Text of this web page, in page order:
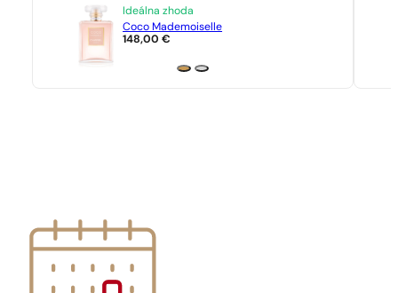
Ideálna zhoda
Coco Mademoiselle
148,00€